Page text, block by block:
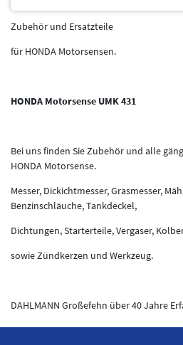
Zubehör und Ersatzteile
für HONDA Motorsensen.
HONDA Motorsense UMK 431
Bei uns finden Sie Zubehör und alle
HONDA Motorsense.
Messer, Dickichtmesser, Grasmesser,
Benzinschläuche, Tankdeckel,
Dichtungen, Starterteile, Vergaser,
sowie Zündkerzen und Werkzeug.
DAHLMANN Großefehn über 40 Jahre